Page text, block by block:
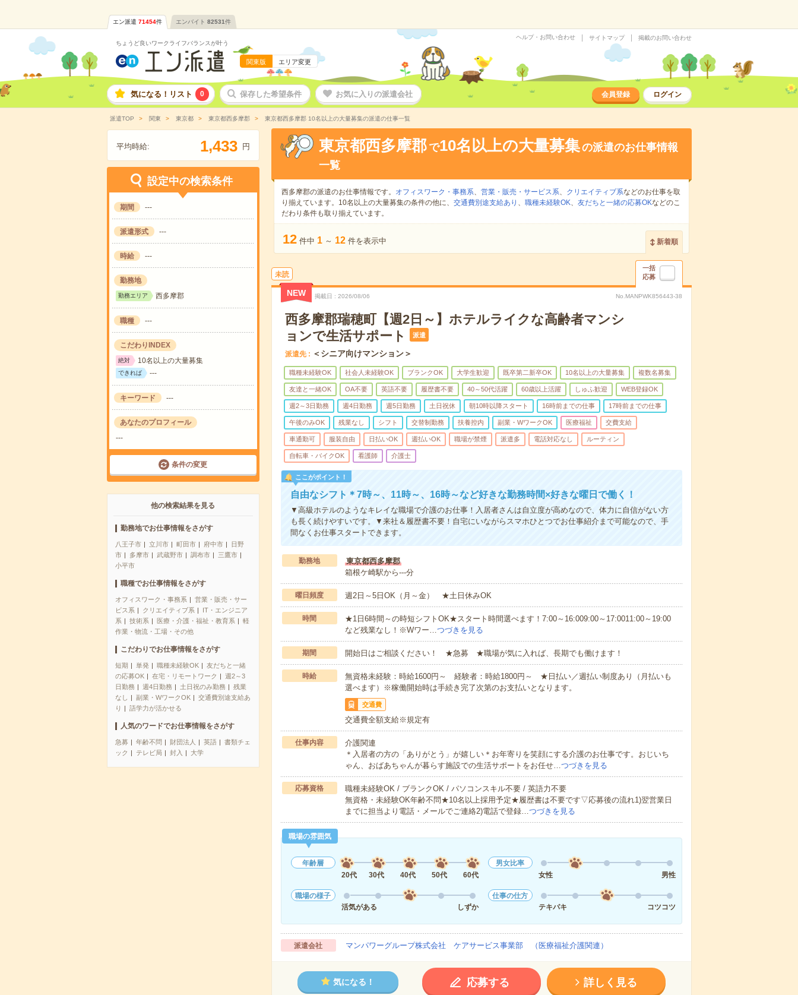
エン派遣 71454件 エンバイト 82531件
ちょうど良いワークライフバランスが叶う
関東版 エリア変更
ヘルプ・お問い合わせ サイトマップ 掲載のお問い合わせ
気になる！リスト 0 保存した希望条件 お気に入りの派遣会社 会員登録 ログイン
派遣TOP 関東 東京都 東京都西多摩郡 東京都西多摩郡 10名以上の大量募集の派遣の仕事一覧
平均時給: 1,433 円
設定中の検索条件
期間 ---
派遣形式 ---
時給 ---
勤務地
勤務エリア 西多摩郡
職種 ---
こだわりINDEX
絶対 10名以上の大量募集
できれば ---
キーワード ---
あなたのプロフィール
---
条件の変更
他の検索結果を見る
勤務地でお仕事情報をさがす
八王子市 立川市 町田市 府中市
日野
市
多摩市 武蔵野市 調布市
三鷹市
小平市
職種でお仕事情報をさがす
オフィスワーク・事務系
営業・販売・サー
ビス系
クリエイティブ系
IT・エンジニア
系
技術系 医療・介護・福祉・教育系
軽
作業・物流・工場・その他
こだわりでお仕事情報をさがす
短期 単発 職種未経験OK
友だちと一緒
の応募OK
在宅・リモートワーク
週2～3
日勤務
週4日勤務 土日祝のみ勤務
残業
なし
副業・WワークOK
交通費別途支給あ
り
語学力が活かせる
人気のワードでお仕事情報をさがす
急募 年齢不問 財団法人 英語
書類チェ
ック
テレビ局 封入 大学
東京都西多摩郡 で10名以上の大量募集の派遣のお仕事情報
一覧
西多摩郡の派遣のお仕事情報です。 オフィスワーク・事務系、 営業・販売・サービス系、 クリエイティブ系などのお仕事を取
り揃えています。10名以上の大量募集の条件の他に、 交通費別途支給あり 、 職種未経験OK、 友だちと一緒の応募OKなどのこ
だわり条件も取り揃えています。
12 件中 1 ～ 12 件を表示中 新着順
未読
一括
応募
NEW 掲載日 2026/08/06 No.MANPWK856443-38
西多摩郡瑞穂町【週2日～】ホテルライクな高齢者マンシ
ョンで生活サポート
派遣
派遣先 ＜シニア向けマンション＞
職種未経験OK 社会人未経験OK ブランクOK 大学生歓迎 既卒第二新卒OK 10名以上の大量募集 複数名募集
友達と一緒OK OA不要 英語不要 履歴書不要 40～50代活躍 60歳以上活躍 しゅふ歓迎 WEB登録OK
週2～3日勤務 週4日勤務 週5日勤務 土日祝休 朝10時以降スタート 16時前までの仕事 17時前までの仕事
午後のみOK 残業なし シフト 交替制勤務 扶養控内 副業・WワークOK 医療福祉 交費支給
車通勤可 服装自由 日払いOK 週払いOK 職場が禁煙 派遣多 電話対応なし ルーティン
自転車・バイクOK 看護師 介護士
ここがポイント！
自由なシフト＊7時～、11時～、16時～など好きな勤務時間×好きな曜日で働く！
▼高級ホテルのようなキレイな職場で介護のお仕事！入居者さんは自立度が高めなので、体力に自信がない方
も長く続けやすいです。▼来社＆履歴書不要！自宅にいながらスマホひとつでお仕事紹介まで可能なので、手
間なくお仕事スタートできます。
勤務地
東京都西多摩郡
箱根ケ崎駅から---分
曜日頻度 週2日～5日OK（月～金） ★土日休みOK
時間
★1日6時間～の時短シフトOK★スタート時間選べます！7:00～16:009:00～17:0011:00～19:00
など残業なし！※Wワー…つづきを見る
期間 開始日はご相談ください！ ★急募 ★職場が気に入れば、長期でも働けます！
時給
無資格未経験：時給1600円～ 経験者：時給1800円～ ★日払い／週払い制度あり（月払いも
選べます）※稼働開始時は手続き完了次第のお支払いとなります。
交通費
交通費全額支給※規定有
仕事内容
介護関連
＊入居者の方の「ありがとう」が嬉しい＊お年寄りを笑顔にする介護のお仕事です。おじいち
ゃん、おばあちゃんが暮らす施設での生活サポートをお任せ…つづきを見る
応募資格
職種未経験OK / ブランクOK / パソコンスキル不要 / 英語力不要
無資格・未経験OK年齢不問★10名以上採用予定★履歴書は不要です▽応募後の流れ1)翌営業日
までに担当より電話・メールでご連絡2)電話で登録…つづきを見る
職場の雰囲気
年齢層
20代
30代 40代 50代 60代
男女比率
女性
男性
職場の様子
活気がある
しずか
仕事の仕方
テキパキ
コツコツ
派遣会社 マンパワーグループ株式会社 ケアサービス事業部 （医療福祉介護関連）
気になる！ 応募する 詳しく見る